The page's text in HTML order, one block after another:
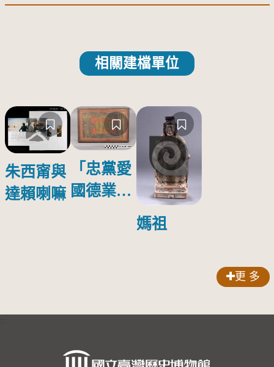
相關建檔單位
朱西甯與
達賴喇嘛
「忠黨愛
國德業並
媽祖
更 多